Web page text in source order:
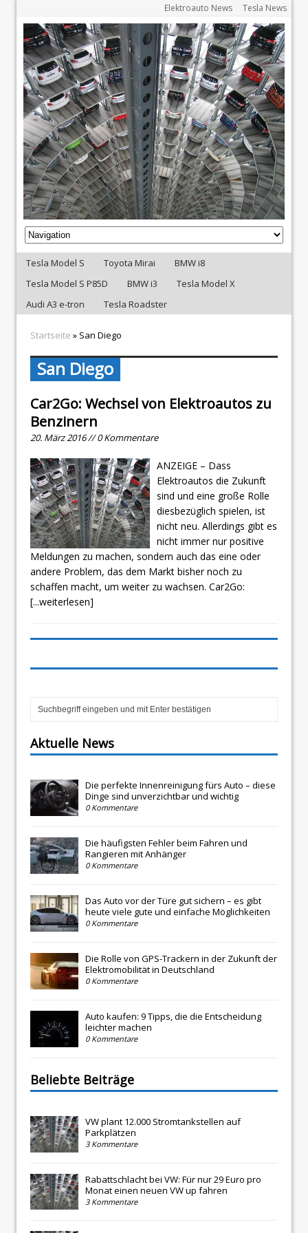
Elektroauto News Tesla News
Tesla Model S Toyota Mirai
BMW i8
Tesla Model S P85D
BMW i3
Tesla Model X
Audi A3 e-tron
Tesla Roadster
Startseite » San Diego
San Diego
Car2Go: Wechsel von Elektroautos zu
Benzinern
20. März 2016 // 0 Kommentare
ANZEIGE – Dass
Elektroautos die Zukunft
sind und eine große Rolle
diesbezüglich spielen, ist
nicht neu. Allerdings gibt es
nicht immer nur positive
Meldungen zu machen, sondern auch das eine oder
andere Problem, das dem Markt bisher noch zu
schaffen macht, um weiter zu wachsen. Car2Go:
[...weiterlesen]
Aktuelle News
Die perfekte Innenreinigung fürs Auto – diese
Dinge sind unverzichtbar und wichtig
0 Kommentare
Die häufigsten Fehler beim Fahren und
Rangieren mit Anhänger
0 Kommentare
Das Auto vor der Türe gut sichern – es gibt
heute viele gute und einfache Möglichkeiten
0 Kommentare
Die Rolle von GPS-Trackern in der Zukunft der
Elektromobilität in Deutschland
0 Kommentare
Auto kaufen: 9 Tipps, die die Entscheidung
leichter machen
0 Kommentare
Beliebte Beiträge
VW plant 12.000 Stromtankstellen auf
Parkplätzen
3 Kommentare
Rabattschlacht bei VW: Für nur 29 Euro pro
Monat einen neuen VW up fahren
3 Kommentare